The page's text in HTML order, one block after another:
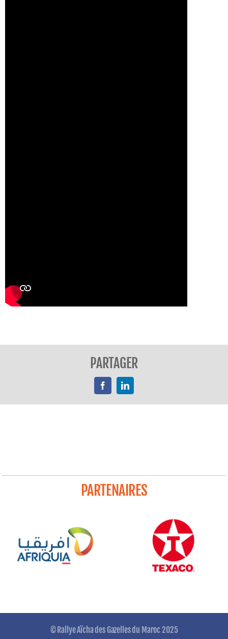
PARTAGER
FacebookLinkedIn
PARTENAIRES
© Rallye Aïcha des Gazelles du Maroc 2025